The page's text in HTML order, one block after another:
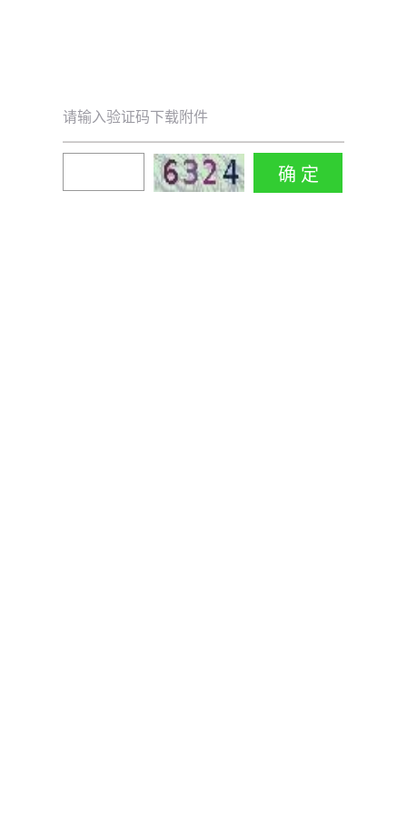
请输入验证码下载附件